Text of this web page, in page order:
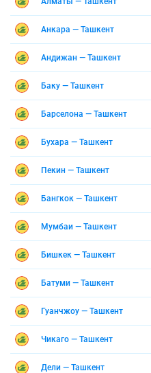
Анкара — Ташкент
Андижан — Ташкент
Баку — Ташкент
Барселона — Ташкент
Бухара — Ташкент
Пекин — Ташкент
Бангкок — Ташкент
Мумбаи — Ташкент
Бишкек — Ташкент
Батуми — Ташкент
Гуанчжоу — Ташкент
Чикаго — Ташкент
Дели — Ташкент